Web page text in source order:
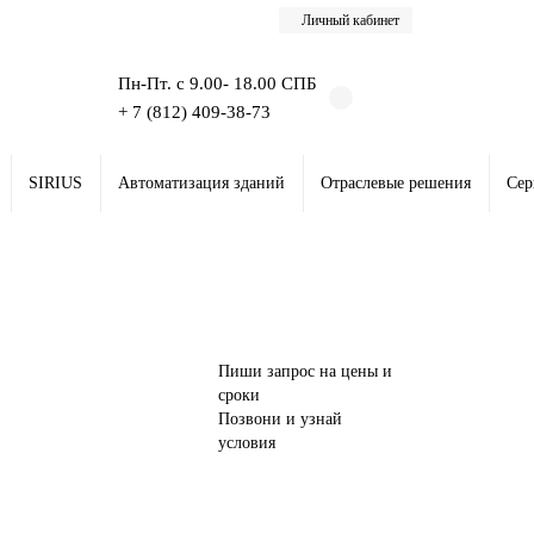
Личный кабинет
Пн-Пт. с 9.00- 18.00 СПБ
+ 7 (812) 409-38-73
SIRIUS Автоматизация зданий Отраслевые решения
Пиши запрос на цены и
сроки
Позвони и узнай
условия